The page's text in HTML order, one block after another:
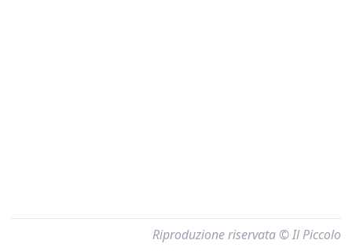
Riproduzione riservata © Il Piccolo